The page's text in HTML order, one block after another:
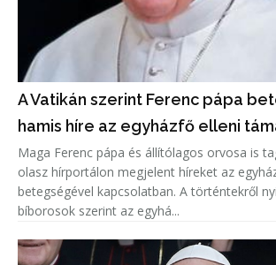
A Vatikán szerint Ferenc pápa
hamis híre az egyházfő elleni
Maga Ferenc pápa és állítólagos orvosa is
olasz hírportálon megjelent híreket az
betegségével kapcsolatban. A történtekről
bíborosok szerint az egyhá...